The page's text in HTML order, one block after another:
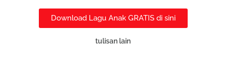
Download Lagu Anak GRATIS di sini
tulisan lain